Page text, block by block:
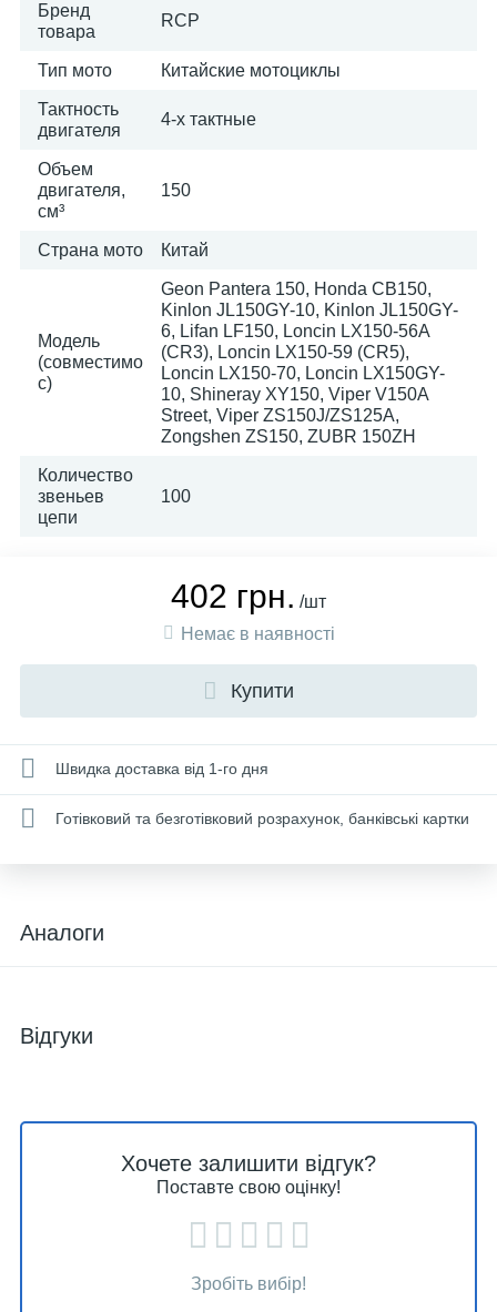
Бренд
товара
RCP
Тип мото Китайские мотоциклы
Тактность
двигателя
4-х тактные
Объем
двигателя,
см³
150
Страна мото Китай
Модель
(совместимо
с)
Geon Pantera 150, Honda CB150,
Kinlon JL150GY-10, Kinlon JL150GY-
6, Lifan LF150, Loncin LX150-56A
(CR3), Loncin LX150-59 (CR5),
Loncin LX150-70, Loncin LX150GY-
10, Shineray XY150, Viper V150A
Street, Viper ZS150J/ZS125A,
Zongshen ZS150, ZUBR 150ZH
Количество
звеньев
цепи
100
402 грн. /шт
Немає в наявності
Купити
Швидка доставка від 1-го дня
Готівковий та безготівковий розрахунок, банківські картки
Аналоги
Відгуки
Хочете залишити відгук?
Поставте свою оцінку!
Зробіть вибір!